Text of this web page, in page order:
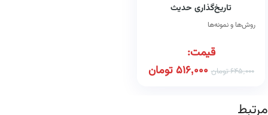
تاریخ‌گذاری حدیث
روش‌ها و نمونه‌ها
قیمت:
645,000تومان 516,000 تومان
مرتبط